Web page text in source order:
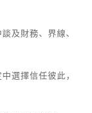
及財務、界線、
選擇信任彼此，